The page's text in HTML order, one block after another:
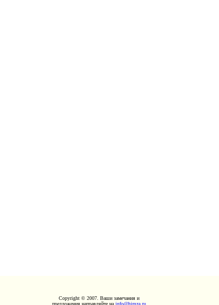
Copyright © 2007. Ваши замечания и
предложения направляйте на info@himza.ru